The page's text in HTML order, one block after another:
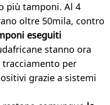
più tamponi. Al 4
oltre 50mila, contro
eseguiti
stanno ora
per
grazie a sistemi